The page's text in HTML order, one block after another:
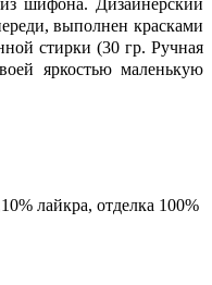
шифона. Дизайнерский
выполнен красками
стирки (30 гр. Ручная
яркостью маленькую
лайкра, отделка 100%